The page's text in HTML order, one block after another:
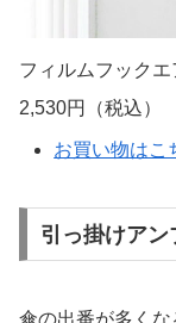
フィルムフック
2,530円（税込）
お買い物はこ
引っ掛けアン
傘の出番が多く